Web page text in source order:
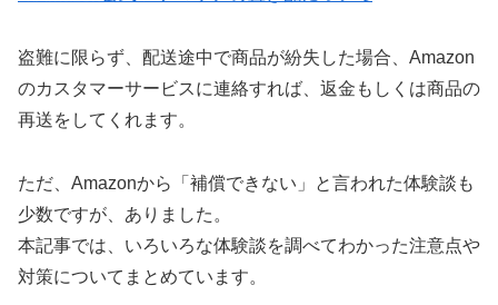
盗難に限らず、配送途中で商品が紛失した場合、Amazon
のカスタマーサービスに連絡すれば、返金もしくは商品の
再送をしてくれます。
ただ、Amazonから「補償できない」と言われた体験談も
少数ですが、ありました。
本記事では、いろいろな体験談を調べてわかった注意点や
対策についてまとめています。